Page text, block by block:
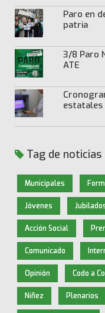
Paro en
patria
3/8 Paro
ATE
estatales
Tag de noticias
Municipales
Jóvenes
Acción Social
Comunicado
Opinión Codo a
Niñez Plenarios